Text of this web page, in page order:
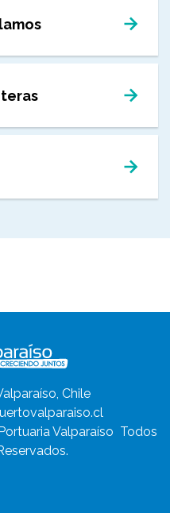
Chile
Valparaíso Todos